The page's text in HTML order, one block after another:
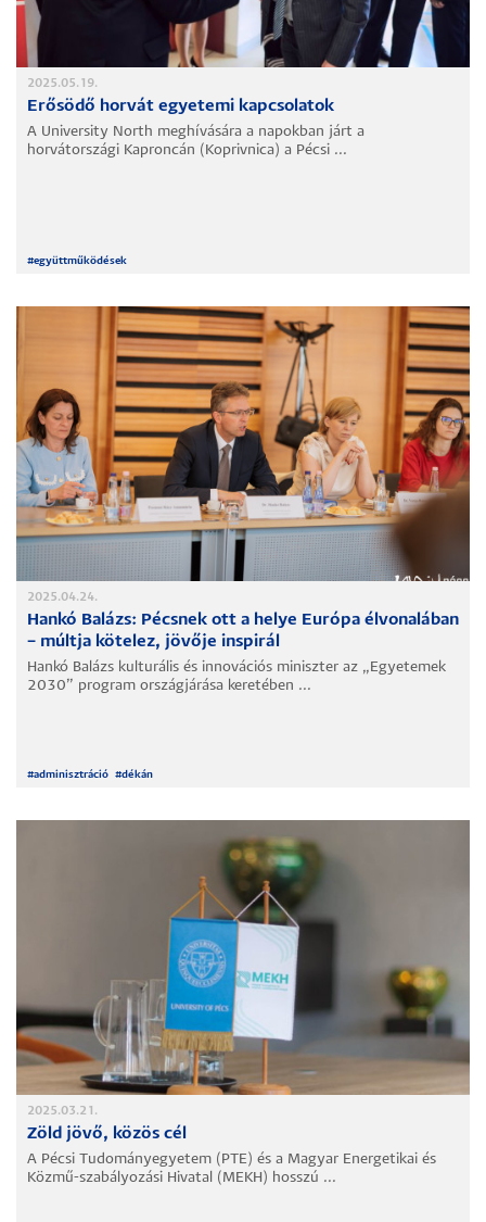
2025.05.19.
Erősödő horvát egyetemi kapcsolatok
A University North meghívására a napokban járt a
horvátországi Kaproncán (Koprivnica) a Pécsi ...
#együttműködések
2025.04.24.
Hankó Balázs: Pécsnek ott a helye Európa élvonalában
– múltja kötelez, jövője inspirál
Hankó Balázs kulturális és innovációs miniszter az „Egyetemek
2030” program országjárása keretében ...
#adminisztráció #dékán
2025.03.21.
Zöld jövő, közös cél
A Pécsi Tudományegyetem (PTE) és a Magyar Energetikai és
Közmű-szabályozási Hivatal (MEKH) hosszú ...